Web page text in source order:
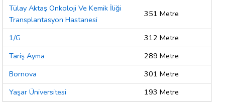
Tülay Aktaş Onkoloji Ve Kemik İliği
Transplantasyon Hastanesi
351 Metre
1/G
312 Metre
Tariş Ayma
289 Metre
Bornova
301 Metre
Yaşar Üniversitesi
193 Metre